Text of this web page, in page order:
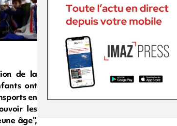
de la
ont
en
les
âge",